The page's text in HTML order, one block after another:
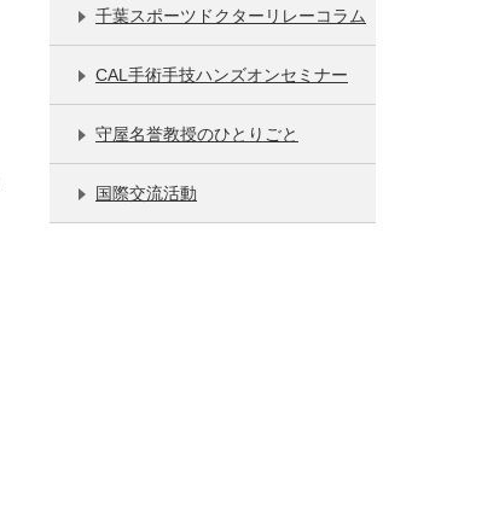
千葉スポーツドクターリレーコラム
CAL手術手技ハンズオンセミナー
守屋名誉教授のひとりごと
国際交流活動